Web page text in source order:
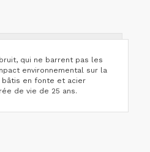
qui ne barrent pas les
environnemental sur la
en fonte et acier
de vie de 25 ans.